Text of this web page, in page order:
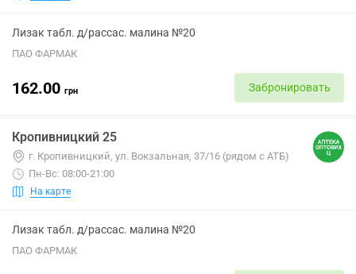
Лизак табл. д/рассас. малина №20
ПАО ФАРМАК
162.00 грн Забронировать
Кропивницкий 25
г. Кропивницкий, ул. Вокзальная, 37/16 (рядом с АТБ)
Пн-Вс: 08:00-21:00
На карте
Лизак табл. д/рассас. малина №20
ПАО ФАРМАК